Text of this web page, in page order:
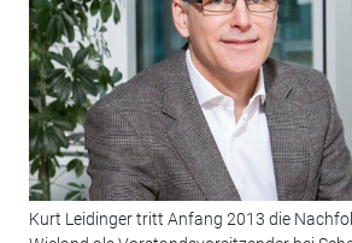
Kurt Leidinger tritt Anfang 2013 die